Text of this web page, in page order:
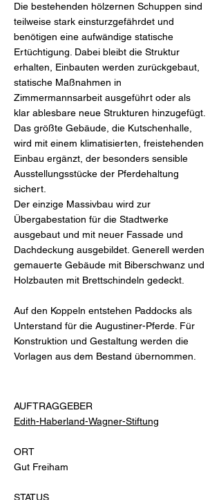
Die bestehenden hölzernen Schuppen sind
teilweise stark einsturzgefährdet und
benötigen eine aufwändige statische
Ertüchtigung. Dabei bleibt die Struktur
erhalten, Einbauten werden zurückgebaut,
statische Maßnahmen in
Zimmermannsarbeit ausgeführt oder als
klar ablesbare neue Strukturen hinzugefügt.
Das größte Gebäude, die Kutschenhalle,
wird mit einem klimatisierten, freistehenden
Einbau ergänzt, der besonders sensible
Ausstellungsstücke der Pferdehaltung
sichert.
Der einzige Massivbau wird zur
Übergabestation für die Stadtwerke
ausgebaut und mit neuer Fassade und
Dachdeckung ausgebildet. Generell werden
gemauerte Gebäude mit Biberschwanz und
Holzbauten mit Brettschindeln gedeckt.
Auf den Koppeln entstehen Paddocks als
Unterstand für die Augustiner-Pferde. Für
Konstruktion und Gestaltung werden die
Vorlagen aus dem Bestand übernommen.
AUFTRAGGEBER
Edith-Haberland-Wagner-Stiftung
ORT
Gut Freiham
STATUS